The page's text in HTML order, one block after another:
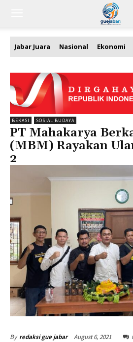
Jabar Juara Nasional Ekonomi
BEKASI SOSIAL BUDAYA
PT Mahakarya
(MBM) Rayakan
2
By redaksi gue jabar August 6, 2021